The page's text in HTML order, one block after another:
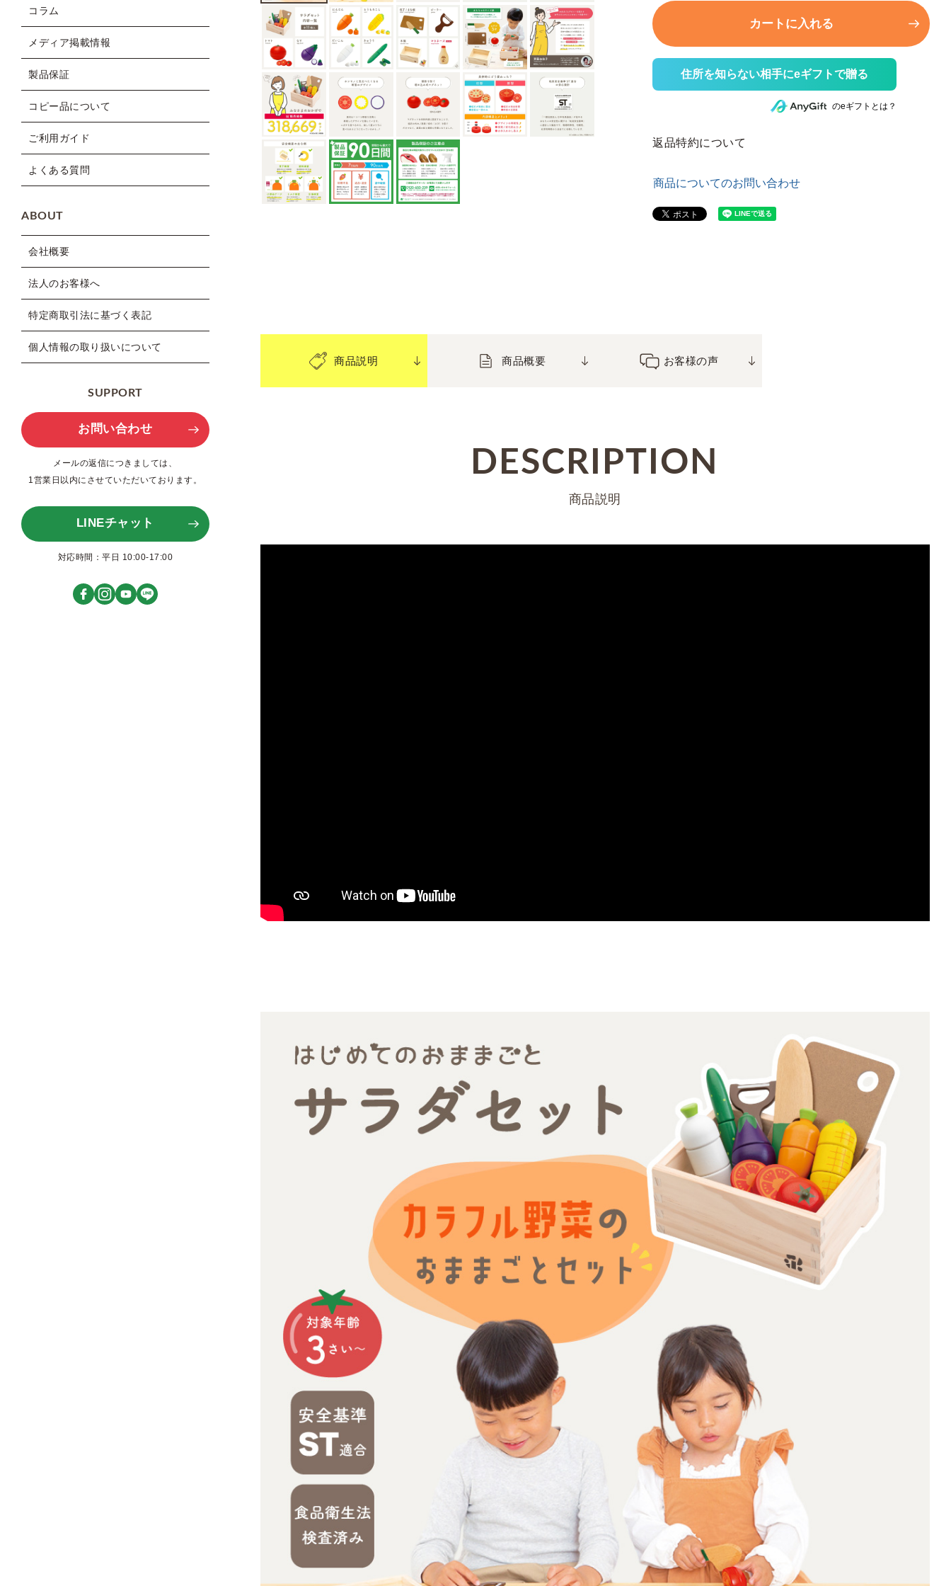
コラム
メディア掲載情報
製品保証
コピー品について
ご利用ガイド
よくある質問
ABOUT
会社概要
法人のお客様へ
特定商取引法に基づく表記
個人情報の取り扱いについて
SUPPORT
お問い合わせ
メールの返信につきましては、
1営業日以内にさせていただいております。
LINEチャット
対応時間：平日 10:00-17:00
カートに入れる
住所を知らない相手にeギフトで贈る
のeギフトとは？
返品特約について
商品についてのお問い合わせ
商品説明 商品概要 お客様の声
DESCRIPTION
商品説明